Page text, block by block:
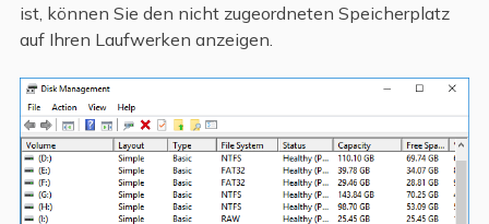
ist, können Sie den nicht zugeordneten Speicherplatz
auf Ihren Laufwerken anzeigen.